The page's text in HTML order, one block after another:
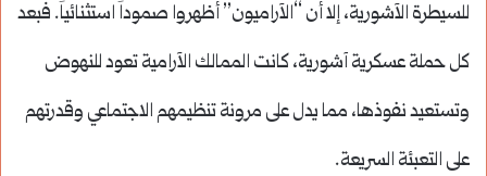
للسيطرة الآشورية، إلا أن “الآراميون” أظهروا صموداً استثنائياً. فبعد
كل حملة عسكرية آشورية، كانت الممالك الآرامية تعود للنهوض
وتستعيد نفوذها، مما يدل على مرونة تنظيمهم الاجتماعي وقدرتهم
على التعبئة السريعة.